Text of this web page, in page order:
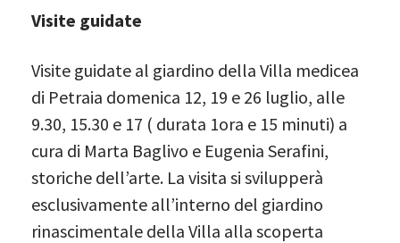
Visite guidate
Visite guidate al giardino della Villa medicea
di Petraia domenica 12, 19 e 26 luglio, alle
9.30, 15.30 e 17 ( durata 1ora e 15 minuti) a
cura di Marta Baglivo e Eugenia Serafini,
storiche dell’arte. La visita si svilupperà
esclusivamente all’interno del giardino
rinascimentale della Villa alla scoperta